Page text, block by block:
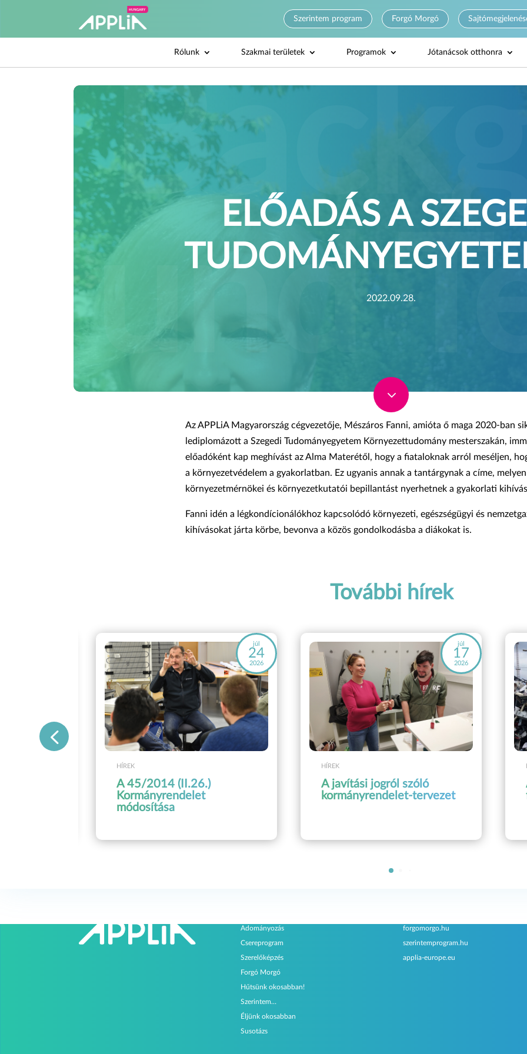
Szerintem program Forgó Morgó
Rólunk Szakmai területek Programok Jótanácsok otthonra
ELŐADÁS A
2022.09.28.
3
Az APPLiA Magyarország cégvezetője, Mészáros Fanni, amióta ő maga 2020-ban
lediplomázott a Szegedi Tudományegyetem Környezettudomány mesterszakán,
előadóként kap meghívást az Alma Materétől, hogy a fiataloknak arról meséljen,
a környezetvédelem a gyakorlatban. Ez ugyanis annak a tantárgynak a címe,
környezetmérnökei és környezetkutatói bepillantást nyerhetnek a gyakorlati
Fanni idén a légkondícionálókhoz kapcsolódó környezeti, egészségügyi és
kihívásokat járta körbe, bevonva a közös gondolkodásba a diákokat is.
További hírek
júl
24
2026
HÍREK
A 45/2014 (II.26.)
Kormányrendelet
módosítása
júl
17
2026
HÍREK
A javítási jogról szóló
kormányrendelet-tervezet
Adományozás
Csereprogram
Szerelőképzés
Forgó Morgó
Hűtsünk okosabban!
Szerintem…
Éljünk okosabban
Susotázs
forgomorgo.hu
szerintemprogram.hu
applia-europe.eu